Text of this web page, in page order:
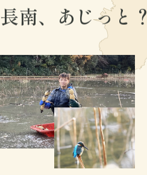
長南、あじっと？